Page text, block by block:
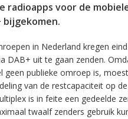
radioapps voor de
bijgekomen.
in Nederland kregen
DAB+ uit te gaan zenden.
geen publieke omroep is,
van de restcapaciteit op
is in feite een gedeelde
twaalf zenders gebruik